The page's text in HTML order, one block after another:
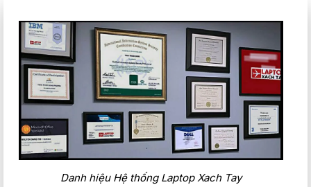
Danh hiệu Hệ thống Laptop Xach Tay